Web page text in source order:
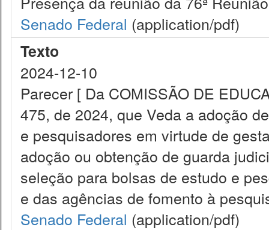
Senado Federal (application/pdf)
Texto
2024-12-10
Parecer [ Da COMISSÃO DE
475, de 2024, que Veda a adoção
e pesquisadores em virtude de
adoção ou obtenção de guarda
seleção para bolsas de estudo e
e das agências de fomento à
Senado Federal (application/pdf)